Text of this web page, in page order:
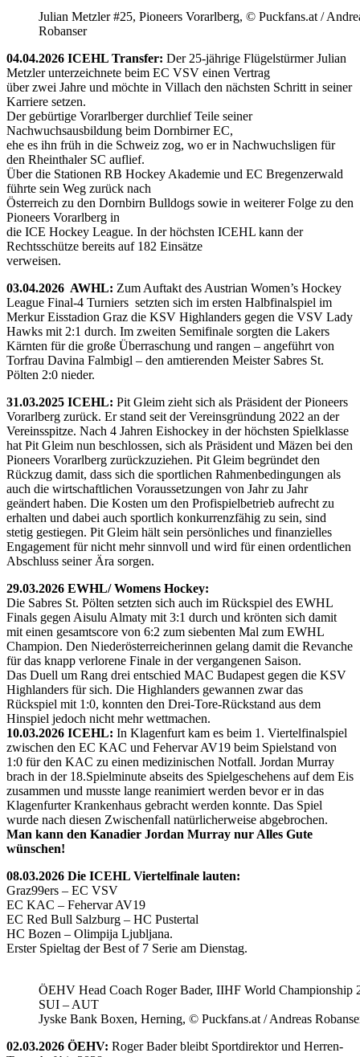
Julian Metzler #25, Pioneers Vorarlberg, © Puckfans.at /
Robanser
04.04.2026 ICEHL Transfer: Der 25-jährige Flügelstürmer Julian
Metzler unterzeichnete beim EC VSV einen Vertrag
über zwei Jahre und möchte in Villach den nächsten Schritt in seiner
Karriere setzen.
Der gebürtige Vorarlberger durchlief Teile seiner
Nachwuchsausbildung beim Dornbirner EC,
ehe es ihn früh in die Schweiz zog, wo er in Nachwuchsligen für
den Rheinthaler SC auflief.
Über die Stationen RB Hockey Akademie und EC Bregenzerwald
führte sein Weg zurück nach
Österreich zu den Dornbirn Bulldogs sowie in weiterer Folge zu den
Pioneers Vorarlberg in
die ICE Hockey League. In der höchsten ICEHL kann der
Rechtsschütze bereits auf 182 Einsätze
verweisen.
03.04.2026 AWHL: Zum Auftakt des Austrian Women’s Hockey
League Final-4 Turniers setzten sich im ersten Halbfinalspiel im
Merkur Eisstadion Graz die KSV Highlanders gegen die VSV Lady
Hawks mit 2:1 durch. Im zweiten Semifinale sorgten die Lakers
Kärnten für die große Überraschung und rangen – angeführt von
Torfrau Davina Falmbigl – den amtierenden Meister Sabres St.
Pölten 2:0 nieder.
31.03.2025 ICEHL: Pit Gleim zieht sich als Präsident der Pioneers
Vorarlberg zurück. Er stand seit der Vereinsgründung 2022 an der
Vereinsspitze. Nach 4 Jahren Eishockey in der höchsten Spielklasse
hat Pit Gleim nun beschlossen, sich als Präsident und Mäzen bei den
Pioneers Vorarlberg zurückzuziehen. Pit Gleim begründet den
Rückzug damit, dass sich die sportlichen Rahmenbedingungen als
auch die wirtschaftlichen Voraussetzungen von Jahr zu Jahr
geändert haben. Die Kosten um den Profispielbetrieb aufrecht zu
erhalten und dabei auch sportlich konkurrenzfähig zu sein, sind
stetig gestiegen. Pit Gleim hält sein persönliches und finanzielles
Engagement für nicht mehr sinnvoll und wird für einen ordentlichen
Abschluss seiner Ära sorgen.
29.03.2026 EWHL/ Womens Hockey:
Die Sabres St. Pölten setzten sich auch im Rückspiel des EWHL
Finals gegen Aisulu Almaty mit 3:1 durch und krönten sich damit
mit einen gesamtscore von 6:2 zum siebenten Mal zum EWHL
Champion. Den Niederösterreicherinnen gelang damit die Revanche
für das knapp verlorene Finale in der vergangenen Saison.
Das Duell um Rang drei entschied MAC Budapest gegen die KSV
Highlanders für sich. Die Highlanders gewannen zwar das
Rückspiel mit 1:0, konnten den Drei-Tore-Rückstand aus dem
Hinspiel jedoch nicht mehr wettmachen.
10.03.2026 ICEHL: In Klagenfurt kam es beim 1. Viertelfinalspiel
zwischen den EC KAC und Fehervar AV19 beim Spielstand von
1:0 für den KAC zu einen medizinischen Notfall. Jordan Murray
brach in der 18.Spielminute abseits des Spielgeschehens auf dem Eis
zusammen und musste lange reanimiert werden bevor er in das
Klagenfurter Krankenhaus gebracht werden konnte. Das Spiel
wurde nach diesen Zwischenfall natürlicherweise abgebrochen.
Man kann den Kanadier Jordan Murray nur Alles Gute
wünschen!
08.03.2026 Die ICEHL Viertelfinale lauten:
Graz99ers – EC VSV
EC KAC – Fehervar AV19
EC Red Bull Salzburg – HC Pustertal
HC Bozen – Olimpija Ljubljana.
Erster Spieltag der Best of 7 Serie am Dienstag.
ÖEHV Head Coach Roger Bader, IIHF World Championship
SUI – AUT
Jyske Bank Boxen, Herning, © Puckfans.at / Andreas
02.03.2026 ÖEHV: Roger Bader bleibt Sportdirektor und Herren-